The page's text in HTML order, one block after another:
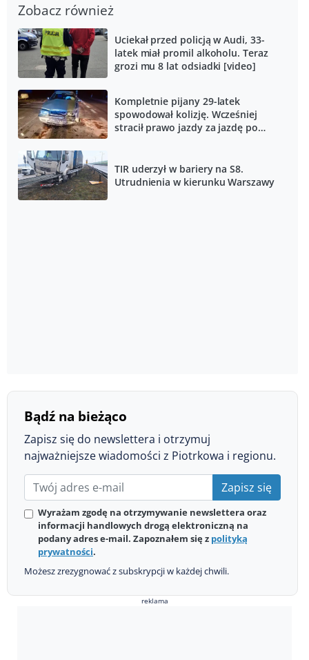
Zobacz również
Uciekał przed policją w Audi, 33-
latek miał promil alkoholu. Teraz
grozi mu 8 lat odsiadki [video]
Kompletnie pijany 29-latek
spowodował kolizję. Wcześniej
stracił prawo jazdy za jazdę po
TIR uderzył w bariery na S8.
Utrudnienia w kierunku Warszawy
Bądź na bieżąco
Zapisz się do newslettera i otrzymuj
najważniejsze wiadomości z Piotrkowa i regionu.
Zapisz się
Wyrażam zgodę na otrzymywanie newslettera oraz
informacji handlowych drogą elektroniczną na
podany adres e-mail. Zapoznałem się z polityką
prywatności.
Możesz zrezygnować z subskrypcji w każdej chwili.
reklama